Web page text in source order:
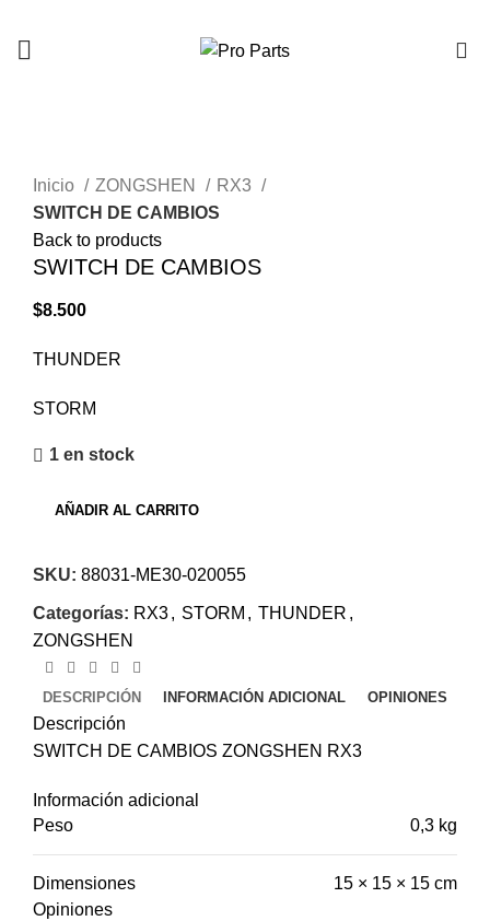
Inicio
ZONGSHEN
RX3
SWITCH DE CAMBIOS
Back to products
SWITCH DE CAMBIOS
$8.500
THUNDER
STORM
1 en stock
AÑADIR AL CARRITO
SKU: 88031-ME30-020055
Categorías: RX3, STORM , THUNDER ,
ZONGSHEN
DESCRIPCIÓN INFORMACIÓN ADICIONAL OPINIONES
Descripción
SWITCH DE CAMBIOS ZONGSHEN RX3
Información adicional
Peso
0,3 kg
Dimensiones
15 × 15 × 15 cm
Opiniones